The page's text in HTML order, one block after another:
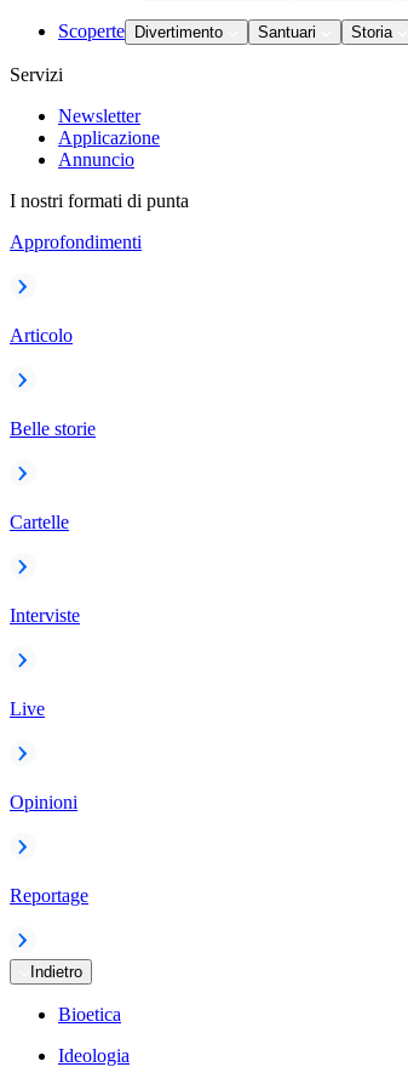
Scoperte Divertimento Santuari Storia
Servizi
Newsletter
Applicazione
Annuncio
I nostri formati di punta
Approfondimenti
Articolo
Belle storie
Cartelle
Interviste
Live
Opinioni
Reportage
Indietro
Bioetica
Ideologia